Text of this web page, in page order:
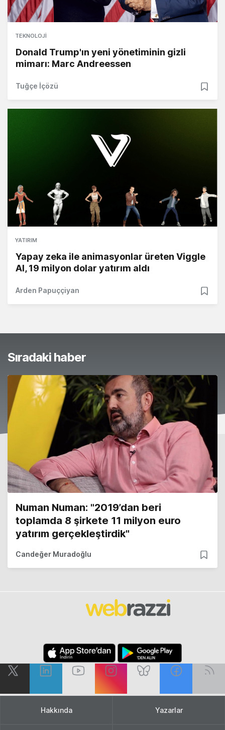
TEKNOLOJI
Donald Trump'ın yeni yönetiminin gizli
mimarı: Marc Andreessen
Tuğçe İçözü
YATIRIM
Yapay zeka ile animasyonlar üreten Viggle
AI, 19 milyon dolar yatırım aldı
Arden Papuççiyan
Sıradaki haber
Numan Numan: "2019’dan beri
toplamda 8 şirkete 11 milyon euro
yatırım gerçekleştirdik"
Candeğer Muradoğlu
Hakkında Yazarlar